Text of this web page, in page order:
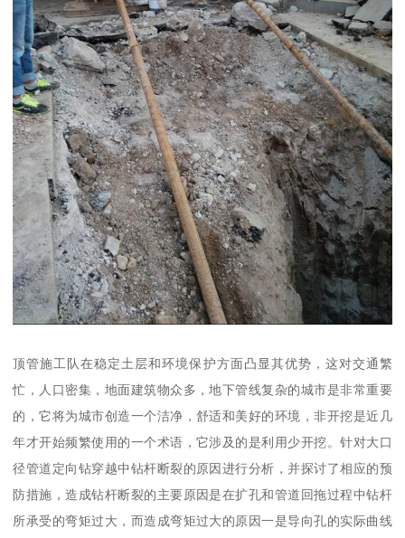
顶管施工队在稳定土层和环境保护方面凸显其优势，这对交通繁
忙，人口密集，地面建筑物众多，地下管线复杂的城市是非常重要
的，它将为城市创造一个洁净，舒适和美好的环境，非开挖是近几
年才开始频繁使用的一个术语，它涉及的是利用少开挖。针对大口
径管道定向钻穿越中钻杆断裂的原因进行分析，并探讨了相应的预
防措施，造成钻杆断裂的主要原因是在扩孔和管道回拖过程中钻杆
所承受的弯矩过大，而造成弯矩过大的原因一是导向孔的实际曲线